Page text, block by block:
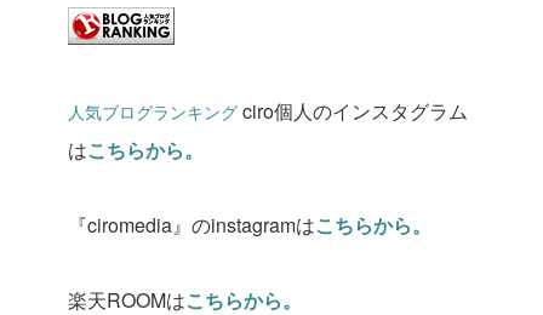
人気ブログランキングciro個人のインスタグラム
はこちらから。
『ciromedia』のinstagramはこちらから。
楽天ROOMはこちらから。